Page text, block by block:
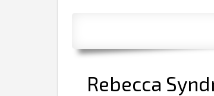
Rebecca